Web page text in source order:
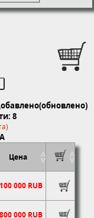
8
Цена
000 RUB
000 RUB